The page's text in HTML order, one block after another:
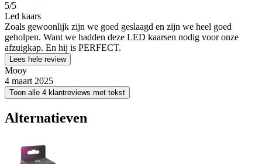
5/5
Led kaars
Zoals gewoonlijk zijn we goed geslaagd en zijn we heel goed
geholpen. Want we hadden deze LED kaarsen nodig voor onze
afzuigkap. En hij is PERFECT.
Lees hele review
Mooy
4 maart 2025
Toon alle 4 klantreviews met tekst
Alternatieven